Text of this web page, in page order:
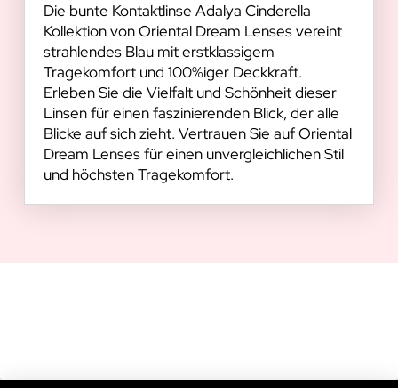
Die bunte Kontaktlinse Adalya Cinderella
Kollektion von Oriental Dream Lenses vereint
strahlendes Blau mit erstklassigem
Tragekomfort und 100%iger Deckkraft.
Erleben Sie die Vielfalt und Schönheit dieser
Linsen für einen faszinierenden Blick, der alle
Blicke auf sich zieht. Vertrauen Sie auf Oriental
Dream Lenses für einen unvergleichlichen Stil
und höchsten Tragekomfort.